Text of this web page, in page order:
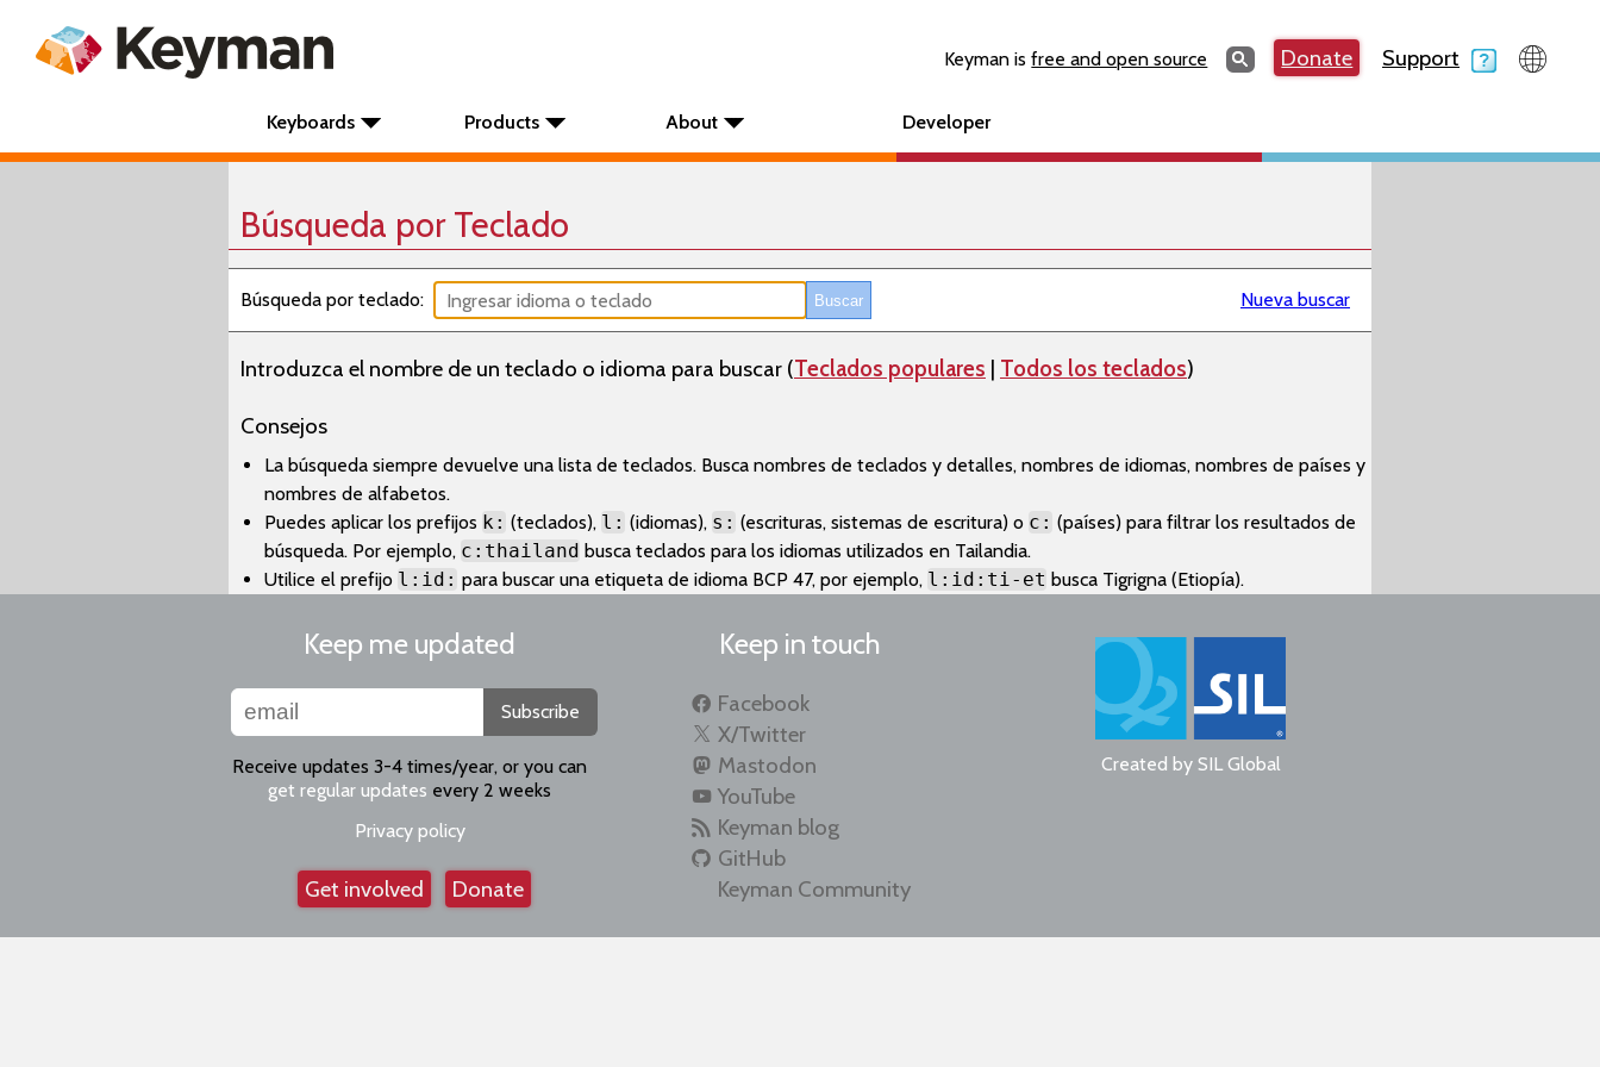
Keyman isfree and open source SearchSearchDonate Support
Keyboards Products About Developer
Búsqueda por Teclado
Búsqueda por teclado: Nueva buscar
Introduzca el nombre de un teclado o idioma para buscar (Teclados populares | Todos los teclados)
Consejos
La búsqueda siempre devuelve una lista de teclados. Busca nombres de teclados y detalles, nombres de idiomas, nombres de países y
nombres de alfabetos.
Puedes aplicar los prefijos k: (teclados), l: (idiomas), s: (escrituras, sistemas de escritura) o c: (países) para filtrar los resultados de
búsqueda. Por ejemplo, c:thailand busca teclados para los idiomas utilizados en Tailandia.
Utilice el prefijo l:id: para buscar una etiqueta de idioma BCP 47, por ejemplo, l:id:ti-et busca Tigrigna (Etiopía).
Keep me updated
Subscribe
Receive updates 3-4 times/year, or you can
get regular updates every 2 weeks
Privacy policy
Get involved Donate
Keep in touch
Facebook
X/Twitter
Mastodon
YouTube
Keyman blog
GitHub
Keyman Community
Created by SIL Global